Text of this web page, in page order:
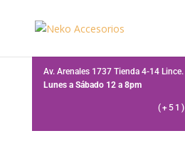
Av. Arenales 1737 Tienda 4-14 Lince.
Lunes a Sábado 12 a 8pm